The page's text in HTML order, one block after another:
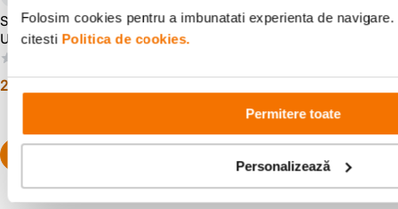
Folosim cookies pentru a imbunatati experienta de
citesti Politica de cookies.
Permitere toate
Personalizează
Samyang 50mm T1.5 AS
UMC VDSLR Obiectiv
Cinematic Sony A
2
Samyang 8mm T3.8 VDSLR